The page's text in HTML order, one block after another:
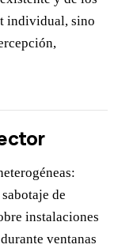
individual, sino
de
instalaciones
ventanas